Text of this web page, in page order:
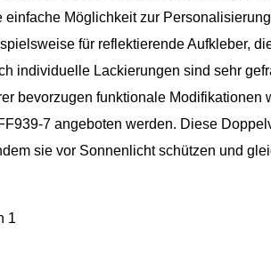
Möglichkeit zur
für reflektierende Aufkleber,
individuelle Lackierungen sind sehr
bevorzugen funktionale Modifikationen
7 angeboten werden. Diese
sie vor Sonnenlicht schützen und